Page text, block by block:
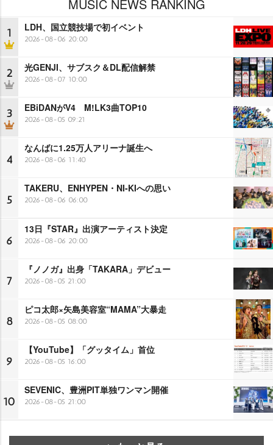
MUSIC NEWS RANKING
1 LDH、国立競技場で初イベント
2026-08-06 20:00
2 光GENJI、サブスク＆DL配信解禁
2026-08-07 10:00
3 EBiDANがV4 M!LK3曲TOP10
2026-08-05 09:21
4
なんばに1.25万人アリーナ誕生へ
2026-08-06 11:40
5
TAKERU、ENHYPEN・NI-KIへの思い
2026-08-06 06:00
6
13日『STAR』出演アーティスト決定
2026-08-06 20:00
7
『ノノガ』出身「TAKARA」デビュー
2026-08-05 21:00
8
ピコ太郎×矢島美容室“MAMA”大暴走
2026-08-05 08:00
9
【YouTube】「グッタイム」首位
2026-08-05 16:00
10
SEVENIC、豊洲PIT単独ワンマン開催
2026-08-05 21:00